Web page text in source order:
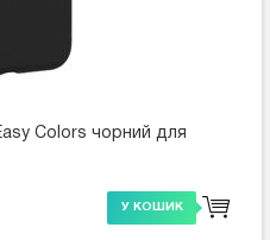
Colors чорний для
У КОШИК